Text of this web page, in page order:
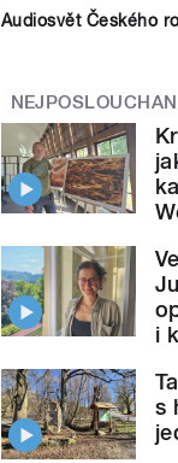
Audiosvět Českého
i
s